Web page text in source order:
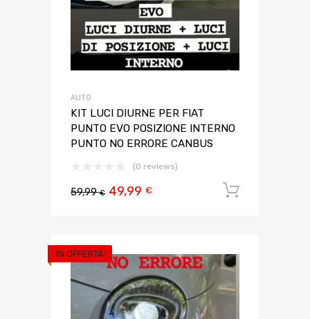
AUTO
KIT LUCI DIURNE PER FIAT
PUNTO EVO POSIZIONE INTERNO
PUNTO NO ERRORE CANBUS
(0 reviews)
59,99€ 49,99 €
IN OFFERTA!